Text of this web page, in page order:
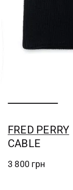
FRED PERRY
CABLE
3 800 грн